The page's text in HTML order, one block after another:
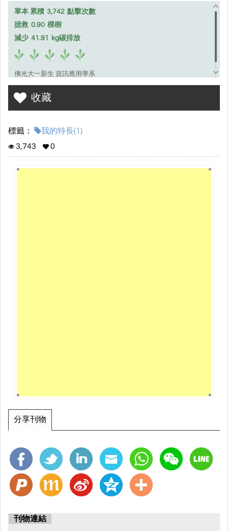
單本 累積 3,742 點擊次數
拯救 0.90 棵樹
減少 41.91 kg碳排放
佛光大一新生 資訊應用學系
收藏
標籤：
我的特長(1)
3,743
0
分享刊物
刊物連結